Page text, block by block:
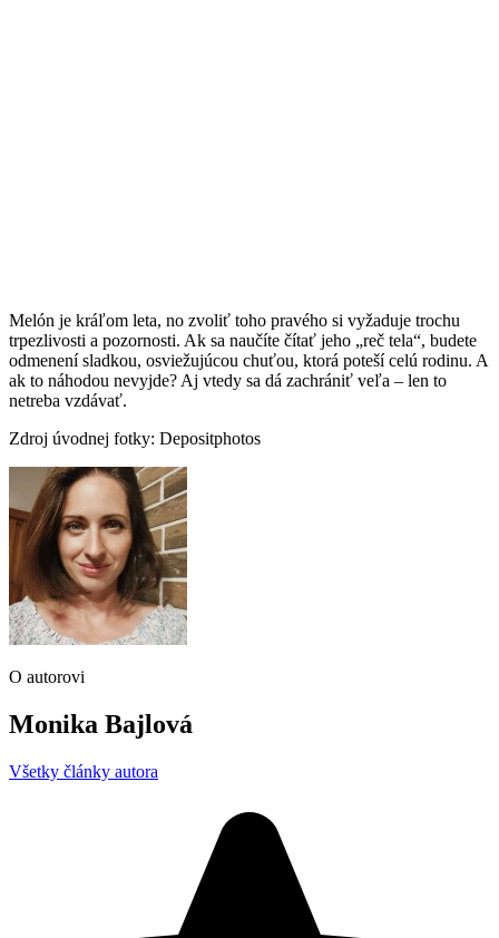
Melón je kráľom leta, no zvoliť toho pravého si vyžaduje trochu
trpezlivosti a pozornosti. Ak sa naučíte čítať jeho „reč tela“, budete
odmenení sladkou, osviežujúcou chuťou, ktorá poteší celú rodinu. A
ak to náhodou nevyjde? Aj vtedy sa dá zachrániť veľa – len to
netreba vzdávať.
Zdroj úvodnej fotky: Depositphotos
O autorovi
Monika Bajlová
Všetky články autora